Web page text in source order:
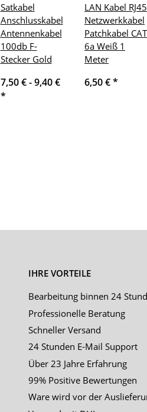
Satkabel
Anschlusskabel
Antennenkabel
100db F-
Stecker Gold
7,50 € -9,40 €
*
LAN Kabel RJ45
Netzwerkkabel
Patchkabel CAT
6a Weiß 1
Meter
6,50 €*
IHRE VORTEILE
Bearbeitung binnen 24
Professionelle Beratung
Schneller Versand
24 Stunden E-Mail Support
Über 23 Jahre Erfahrung
99% Positive Bewertungen
Ware wird vor der